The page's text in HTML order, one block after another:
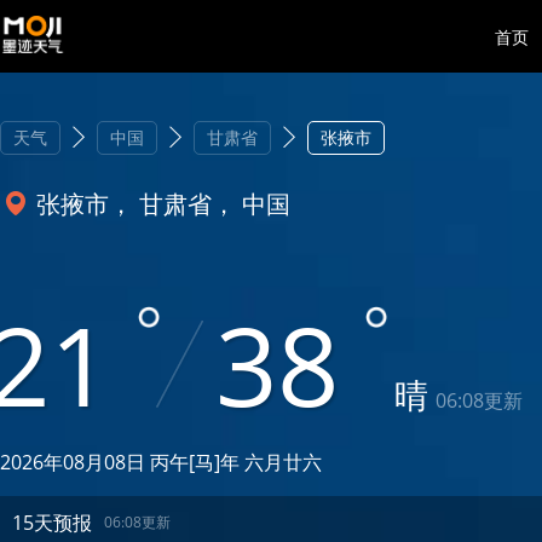
首页
天气 中国 甘肃省 张掖市
张掖市， 甘肃省， 中国
38 晴 06:08更新
2026年08月08日 丙午[马]年 六月廿六
15天预报 06:08更新